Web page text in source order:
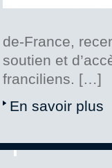
de-France,
soutien et
franciliens. […]
En savoir plus